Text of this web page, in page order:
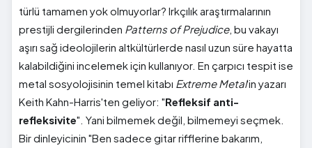
türlü tamamen yok olmuyorlar? Irkçılık araştırmalarının
prestijli dergilerinden Patterns of Prejudice, bu vakayı
aşırı sağ ideolojilerin altkültürlerde nasıl uzun süre hayatta
kalabildiğini incelemek için kullanıyor. En çarpıcı tespit ise
metal sosyolojisinin temel kitabı Extreme Metal'in yazarı
Keith Kahn-Harris'ten geliyor: "Refleksif anti-
refleksivite". Yani bilmemek değil, bilmemeyi seçmek.
Bir dinleyicinin "Ben sadece gitar rifflerine bakarım,